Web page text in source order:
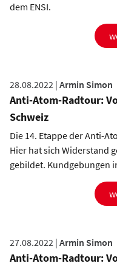
dem ENSI.
28.08.2022 | Armin Simon
Anti-Atom-Radtour:
Schweiz
Die 14. Etappe der Anti-
Hier hat sich Widerstand
gebildet. Kundgebungen
27.08.2022 | Armin Simon
Anti-Atom-Radtour: